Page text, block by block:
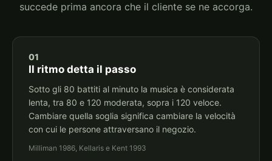
succede prima ancora che il cliente se ne accorga.
01
Il ritmo detta il passo
Sotto gli 80 battiti al minuto la musica è considerata
lenta, tra 80 e 120 moderata, sopra i 120 veloce.
Cambiare quella soglia significa cambiare la velocità
con cui le persone attraversano il negozio.
Milliman 1986, Kellaris e Kent 1993